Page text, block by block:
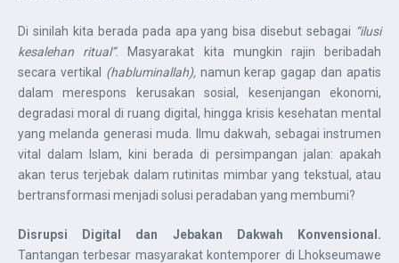
Di sinilah kita berada pada apa yang bisa disebut sebagai “ilusi
kesalehan ritual”. Masyarakat kita mungkin rajin beribadah
secara vertikal (habluminallah),namun kerap gagap dan apatis
dalam merespons kerusakan sosial, kesenjangan ekonomi,
degradasi moral di ruang digital, hingga krisis kesehatan mental
yang melanda generasi muda. Ilmu dakwah, sebagai instrumen
vital dalam Islam, kini berada di persimpangan jalan: apakah
akan terus terjebak dalam rutinitas mimbar yang tekstual, atau
bertransformasi menjadi solusi peradaban yang membumi?
Disrupsi Digital dan Jebakan Dakwah Konvensional.
Tantangan terbesar masyarakat kontemporer di Lhokseumawe